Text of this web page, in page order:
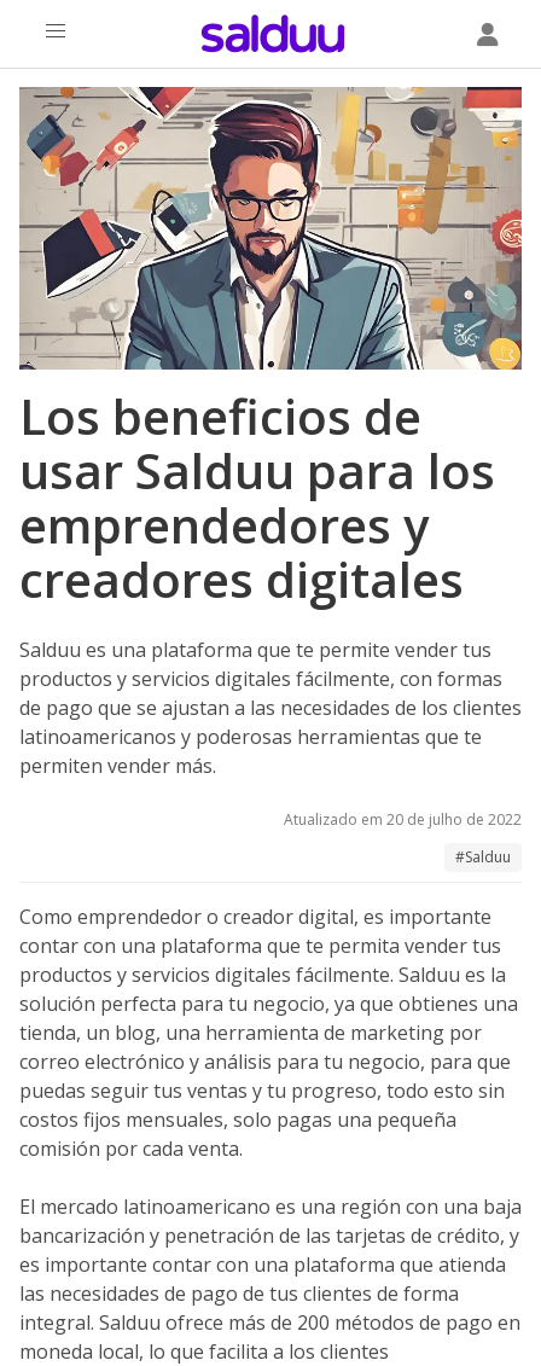
Los beneficios de
usar Salduu para los
emprendedores y
creadores digitales
Salduu es una plataforma que te permite vender tus
productos y servicios digitales fácilmente, con formas
de pago que se ajustan a las necesidades de los clientes
latinoamericanos y poderosas herramientas que te
permiten vender más.
Atualizado em 20 de julho de 2022
#Salduu
Como emprendedor o creador digital, es importante
contar con una plataforma que te permita vender tus
productos y servicios digitales fácilmente. Salduu es la
solución perfecta para tu negocio, ya que obtienes una
tienda, un blog, una herramienta de marketing por
correo electrónico y análisis para tu negocio, para que
puedas seguir tus ventas y tu progreso, todo esto sin
costos fijos mensuales, solo pagas una pequeña
comisión por cada venta.
El mercado latinoamericano es una región con una baja
bancarización y penetración de las tarjetas de crédito, y
es importante contar con una plataforma que atienda
las necesidades de pago de tus clientes de forma
integral. Salduu ofrece más de 200 métodos de pago en
moneda local, lo que facilita a los clientes